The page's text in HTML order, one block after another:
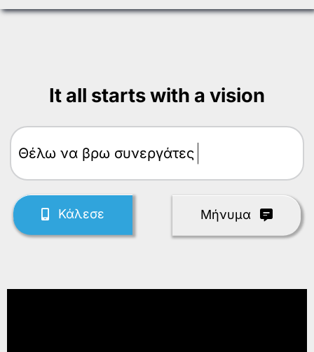
It all starts with a vision
Θέλω
Κάλεσε Mήνυμα